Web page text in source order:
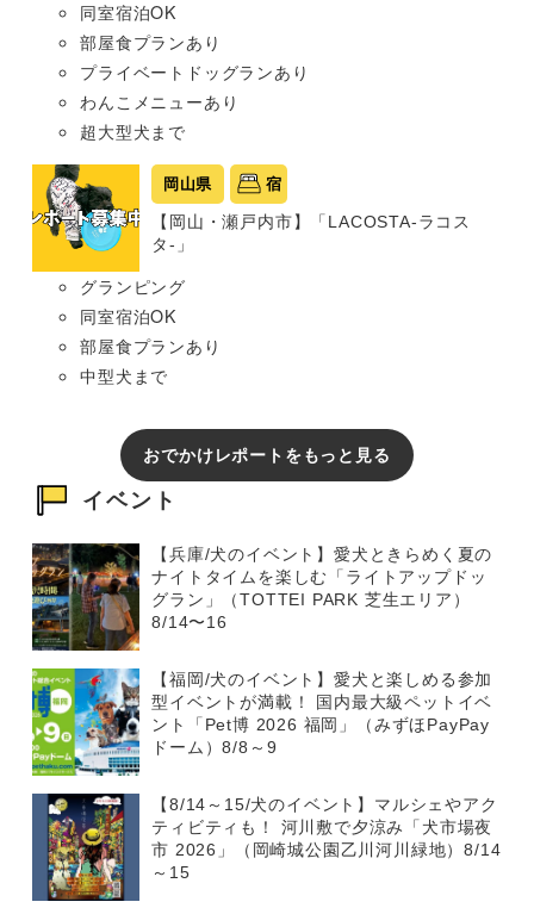
同室宿泊OK
部屋食プランあり
プライベートドッグランあり
わんこメニューあり
超大型犬まで
岡山県 宿
【岡山・瀬戸内市】「LACOSTA-ラコス
タ-」
グランピング
同室宿泊OK
部屋食プランあり
中型犬まで
おでかけレポートをもっと見る
イベント
【兵庫/犬のイベント】愛犬ときらめく夏の
ナイトタイムを楽しむ「ライトアップドッ
グラン」（TOTTEI PARK 芝生エリア）
8/14〜16
【福岡/犬のイベント】愛犬と楽しめる参加
型イベントが満載！ 国内最大級ペットイベ
ント「Pet博 2026 福岡」（みずほPayPay
ドーム）8/8～9
【8/14～15/犬のイベント】マルシェやアク
ティビティも！ 河川敷で夕涼み「犬市場夜
市 2026」（岡崎城公園乙川河川緑地）8/14
～15